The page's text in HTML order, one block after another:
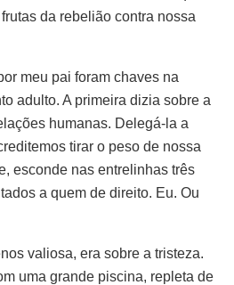
da rebelião contra nossa
meu pai foram chaves na
adulto. A primeira dizia sobre a
humanas. Delegá-la a
tirar o peso de nossa
esconde nas entrelinhas três
a quem de direito. Eu. Ou
valiosa, era sobre a tristeza.
uma grande piscina, repleta de